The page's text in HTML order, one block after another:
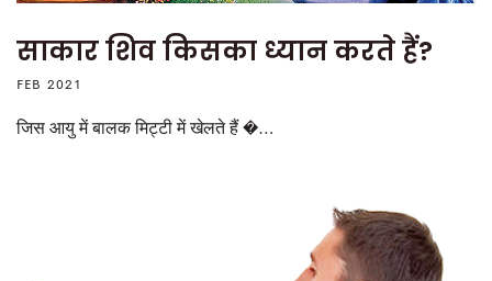
साकार शिव किसका ध्यान करते हैं?
FEB 2021
जिस आयु में बालक मिट्टी में खेलते हैं �…